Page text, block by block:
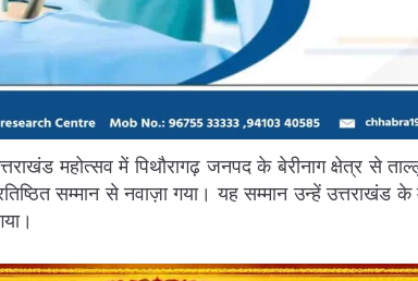
महोत्सव में पिथौरागढ़ जनपद के बेरीनाग क्षेत्र से
सम्मान से नवाज़ा गया। यह सम्मान उन्हें उत्तराखंड